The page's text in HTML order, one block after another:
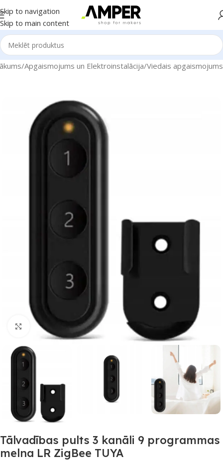
Skip to navigation
Skip to main content
/Apgaismojums un Elektroinstalācija/Viedais apgaismojums
Noklikšķiniet, lai palielinātu
Tālvadības pults 3 kanāli 9 programmas
melna LR ZigBee TUYA